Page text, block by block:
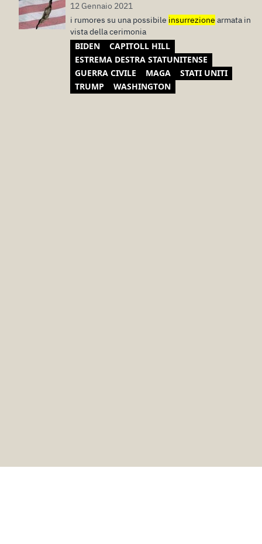
12 Gennaio 2021
i rumores su una possibile insurrezione armata in
vista della cerimonia
BIDEN
CAPITOLL HILL
ESTREMA DESTRA STATUNITENSE
GUERRA CIVILE
MAGA
STATI UNITI
TRUMP
WASHINGTON